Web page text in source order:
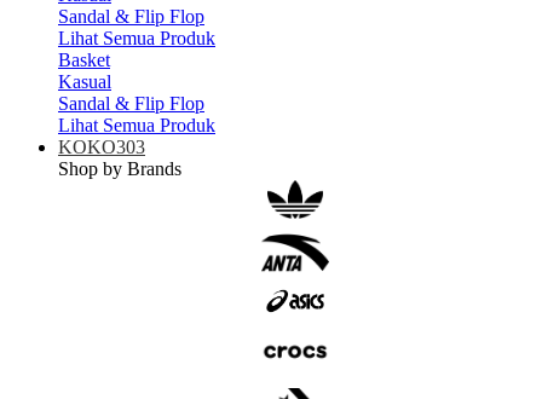
Sandal & Flip Flop
Lihat Semua Produk
Basket
Kasual
Sandal & Flip Flop
Lihat Semua Produk
KOKO303
Shop by Brands